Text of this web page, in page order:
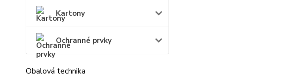
Kartony
Ochranné prvky
Obalová technika